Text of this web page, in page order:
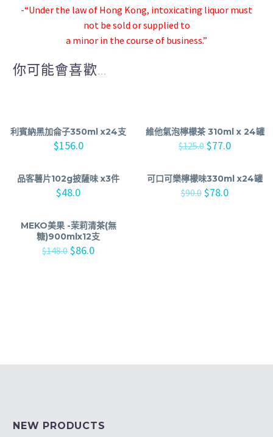
-“Under the law of Hong Kong, intoxicating liquor must
not be sold or supplied to
a minor in the course of business.”
你可能會喜歡...
利賓納黑加侖子350ml x24支
$156.0
維他氣泡檸檬茶 310ml x 24罐
$125.0 $77.0
品客薯片102g披薩味 x3件
$48.0
可口可樂檸檬味330ml x24罐
$90.0 $78.0
MEKO美果 -茉莉清茶(無
糖)900mlx12支
$148.0 $86.0
NEW PRODUCTS